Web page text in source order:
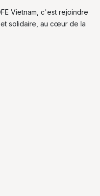
Vietnam, c'est rejoindre
solidaire, au cœur de la